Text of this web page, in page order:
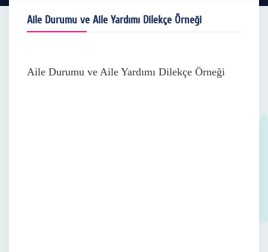
Aile Durumu ve Aile Yardımı Dilekçe Örneği
Aile Durumu ve Aile Yardımı Dilekçe Örneği